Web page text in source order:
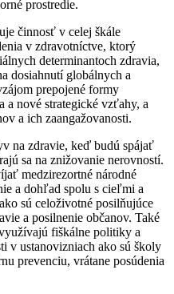
prostredie.
činnosť v celej škále
v zdravotníctve, ktorý
determinantoch zdravia,
dosiahnutí globálnych a
prepojené formy
a nové strategické vzťahy, a
a ich zaangažovanosti.
na zdravie, keď budú spájať
sa na znižovanie nerovností.
medzirezortné národné
a dohľad spolu s cieľmi a
sú celoživotné posilňujúce
a posilnenie občanov. Také
fiškálne politiky a
v ustanovizniach ako sú školy
prevenciu, vrátane posúdenia